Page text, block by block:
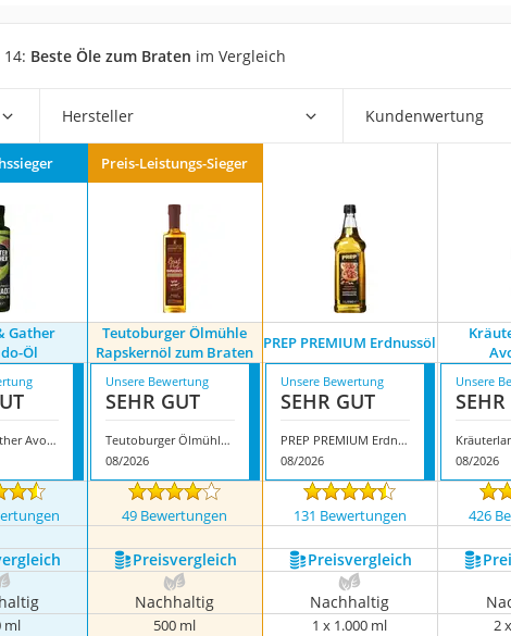
MCT-Öl
Erythrit
Müsli ohne Zuckerzusatz
Beste Öle zum Braten im Vergleich
Hersteller Kundenwertung
Preis-Leistungs-Sieger
Gather
Öl
Teutoburger Ölmühle
Rapskernöl zum Braten PREP PREMIUM Erdnussöl
Hunter & Gather Avocado-Öl
Unsere Bewertung
SEHR GUT
Teutoburger Ölmühle Rapskernöl zum Braten
08/2026
Unsere Bewertung
SEHR GUT
PREP PREMIUM Erdnussöl
08/2026
Unsere
08/2026
49 Bewertungen 131 Bewertungen 426
Preis­vergleich Preis­vergleich
Nachhaltig Nachhaltig
ml 500 ml 1 x 1.000 ml 2